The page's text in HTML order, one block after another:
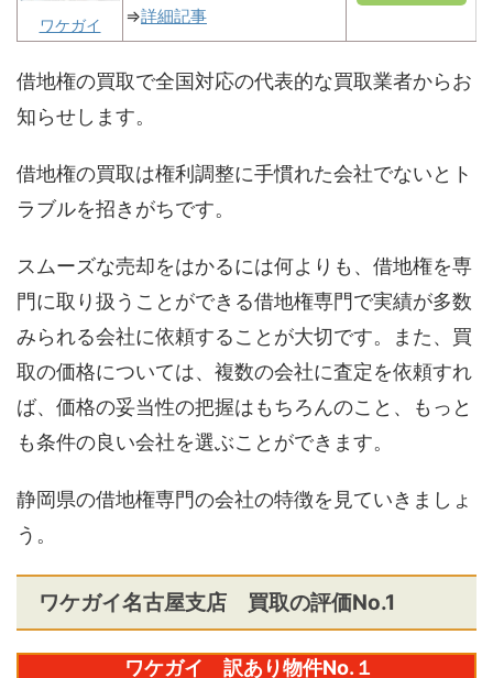
ワケガイ ⇒詳細記事
借地権の買取で全国対応の代表的な買取業者からお
知らせします。
借地権の買取は権利調整に手慣れた会社でないとト
ラブルを招きがちです。
スムーズな売却をはかるには何よりも、借地権を専
門に取り扱うことができる借地権専門で実績が多数
みられる会社に依頼することが大切です。また、買
取の価格については、複数の会社に査定を依頼すれ
ば、価格の妥当性の把握はもちろんのこと、もっと
も条件の良い会社を選ぶことができます。
静岡県の借地権専門の会社の特徴を見ていきましょ
う。
ワケガイ名古屋支店 買取の評価No.1
ワケガイ 訳あり物件No.１